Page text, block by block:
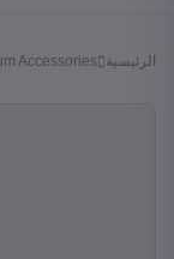
الرئيسية Accessories